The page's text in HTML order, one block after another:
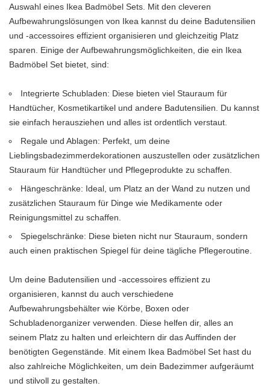
Auswahl eines Ikea Badmöbel Sets. Mit den cleveren
Aufbewahrungslösungen von Ikea kannst du deine Badutensilien
und -accessoires effizient organisieren und gleichzeitig Platz
sparen. Einige der Aufbewahrungsmöglichkeiten, die ein Ikea
Badmöbel Set bietet, sind:
Integrierte Schubladen: Diese bieten viel Stauraum für
Handtücher, Kosmetikartikel und andere Badutensilien. Du kannst
sie einfach herausziehen und alles ist ordentlich verstaut.
Regale und Ablagen: Perfekt, um deine
Lieblingsbadezimmerdekorationen auszustellen oder zusätzlichen
Stauraum für Handtücher und Pflegeprodukte zu schaffen.
Hängeschränke: Ideal, um Platz an der Wand zu nutzen und
zusätzlichen Stauraum für Dinge wie Medikamente oder
Reinigungsmittel zu schaffen.
Spiegelschränke: Diese bieten nicht nur Stauraum, sondern
auch einen praktischen Spiegel für deine tägliche Pflegeroutine.
Um deine Badutensilien und -accessoires effizient zu
organisieren, kannst du auch verschiedene
Aufbewahrungsbehälter wie Körbe, Boxen oder
Schubladenorganizer verwenden. Diese helfen dir, alles an
seinem Platz zu halten und erleichtern dir das Auffinden der
benötigten Gegenstände. Mit einem Ikea Badmöbel Set hast du
also zahlreiche Möglichkeiten, um dein Badezimmer aufgeräumt
und stilvoll zu gestalten.